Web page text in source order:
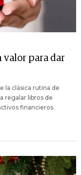
valor para dar
la clásica rutina de
regalar libros de
financieros.